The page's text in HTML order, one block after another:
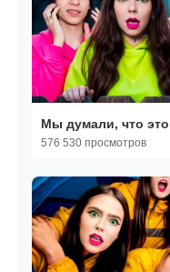
Мы думали, что
576 530 просмотров